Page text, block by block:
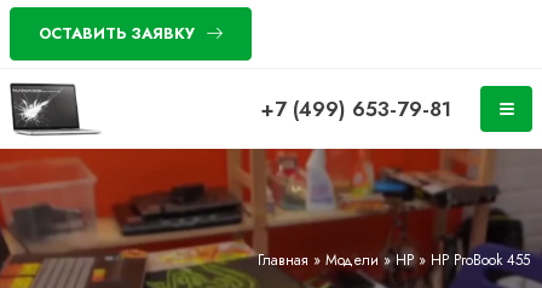
ОСТАВИТЬ ЗАЯВКУ
+7 (499) 653-79-81
Главная » Модели »HP » HP ProBook 455